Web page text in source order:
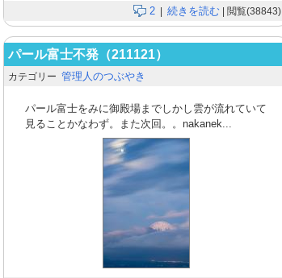
2 | 続きを読む | 閲覧(38843)
パール富士不発（211121）
カテゴリー 管理人のつぶやき
パール富士をみに御殿場までしかし雲が流れていて
見ることかなわず。また次回。。nakanek...